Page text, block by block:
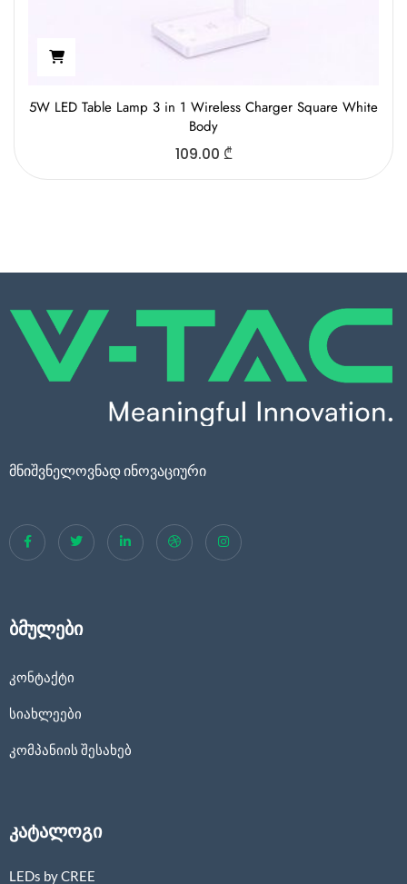
5W LED Table Lamp 3 in 1 Wireless Charger Square White
Body
109.00 ₾
მნიშვნელოვნად ინოვაციური
ბმულები
კონტაქტი
სიახლეები
კომპანიის შესახებ
კატალოგი
LEDs by CREE